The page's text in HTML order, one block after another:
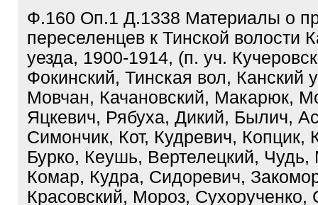
Ф.160 Оп.1 Д.1338 Материалы о
переселенцев к Тинской волости
уезда, 1900-1914, (п. уч.
Фокинский, Тинская вол, Канский
Мовчан, Качановский, Макарюк,
Яцкевич, Рябуха, Дикий, Былич,
Симончик, Кот, Кудревич, Копцик,
Бурко, Кеушь, Вертелецкий, Чудь,
Комар, Кудра, Сидоревич,
Красовский, Мороз,